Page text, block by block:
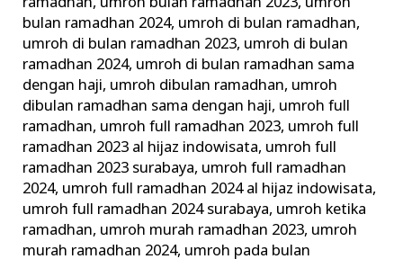
bulan ramadhan 2024, umroh di bulan ramadhan,
umroh di bulan ramadhan 2023, umroh di bulan
ramadhan 2024, umroh di bulan ramadhan sama
dengan haji, umroh dibulan ramadhan, umroh
dibulan ramadhan sama dengan haji, umroh full
ramadhan, umroh full ramadhan 2023, umroh full
ramadhan 2023 al hijaz indowisata, umroh full
ramadhan 2023 surabaya, umroh full ramadhan
2024, umroh full ramadhan 2024 al hijaz indowisata,
umroh full ramadhan 2024 surabaya, umroh ketika
ramadhan, umroh murah ramadhan 2023, umroh
murah ramadhan 2024, umroh pada bulan